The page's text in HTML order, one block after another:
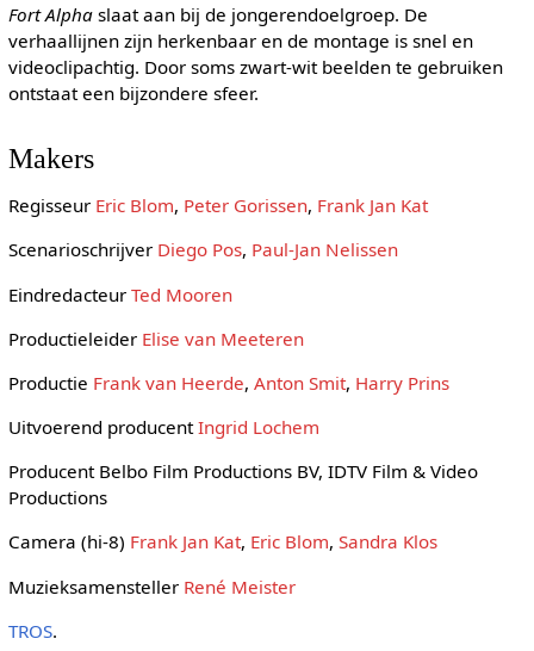
Fort Alphaslaat aan bij de jongerendoelgroep. De
verhaallijnen zijn herkenbaar en de montage is snel en
videoclipachtig. Door soms zwart-wit beelden te gebruiken
ontstaat een bijzondere sfeer.
Makers
Regisseur Eric Blom, Peter Gorissen, Frank Jan Kat
Scenarioschrijver Diego Pos, Paul-Jan Nelissen
Eindredacteur Ted Mooren
Productieleider Elise van Meeteren
Productie Frank van Heerde, Anton Smit, Harry Prins
Uitvoerend producentIngrid Lochem
Producent Belbo Film Productions BV, IDTV Film & Video
Productions
Camera (hi-8) Frank Jan Kat, Eric Blom, Sandra Klos
Muzieksamensteller René Meister
TROS.